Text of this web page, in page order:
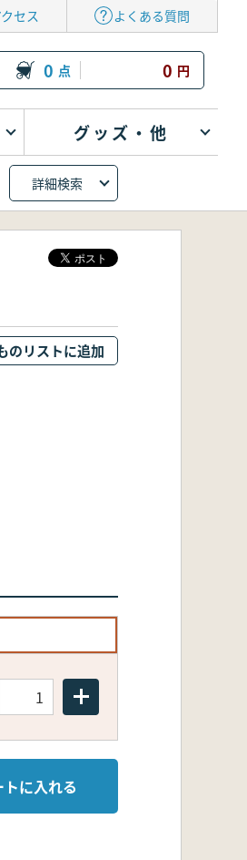
セス よくある質問
0 点 0 円
グッズ・他
詳細検索
トに入れる
のリストに追加